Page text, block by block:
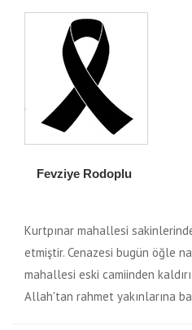
Fevziye Rodoplu
Kurtpınar mahallesi
etmiştir. Cenazesi bugün öğle
mahallesi eski camiinden
Allah'tan rahmet yakınlarına